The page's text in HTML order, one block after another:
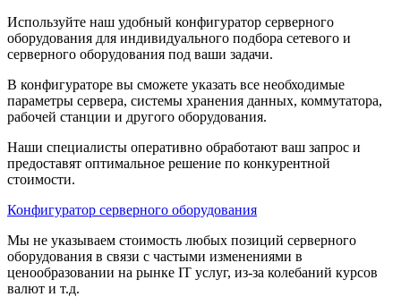
Используйте наш удобный конфигуратор серверного
оборудования для индивидуального подбора сетевого и
серверного оборудования под ваши задачи.
В конфигураторе вы сможете указать все необходимые
параметры сервера, системы хранения данных, коммутатора,
рабочей станции и другого оборудования.
Наши специалисты оперативно обработают ваш запрос и
предоставят оптимальное решение по конкурентной
стоимости.
Конфигуратор серверного оборудования
Мы не указываем стоимость любых позиций серверного
оборудования в связи с частыми изменениями в
ценообразовании на рынке IT услуг, из-за колебаний курсов
валют и т.д.